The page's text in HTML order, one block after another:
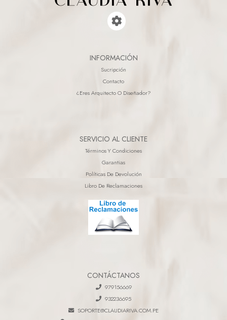
INFORMACIÓN
Sucripción
Contacto
¿eres Arquitecto O Diseñador?
SERVICIO AL CLIENTE
Términos Y Condiciones
Garantias
Políticas De Devolución
Libro De Reclamaciones
CONTÁCTANOS
979156669
932236695
SOPORTE@CLAUDIARIVA.COM.PE